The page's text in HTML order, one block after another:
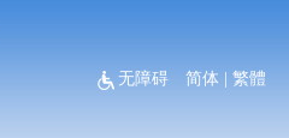
无障碍 简体 |繁體